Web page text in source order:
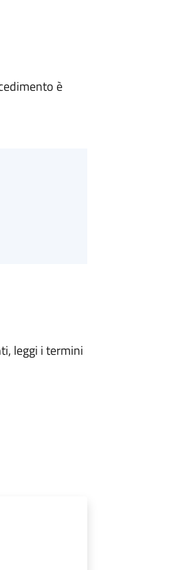
è
leggi i termini